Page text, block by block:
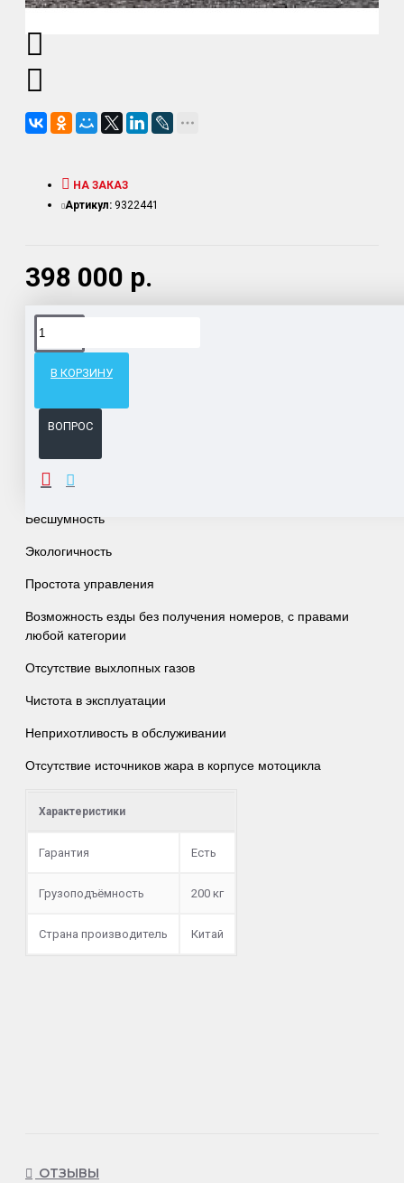
398 000 р.
НА ЗАКАЗ
Артикул: 9322441
В КОРЗИНУ
ВОПРОС
Доставка товара по всему Таможенному союзу.
ОПИСАНИЕ
Бесшумность
Экологичность
Простота управления
Возможность езды без получения номеров, с правами
любой категории
Отсутствие выхлопных газов
Чистота в эксплуатации
Неприхотливость в обслуживании
Отсутствие источников жара в корпусе мотоцикла
Характеристики
Гарантия Есть
Грузоподъёмность 200 кг
Страна производитель Китай
ОТЗЫВЫ